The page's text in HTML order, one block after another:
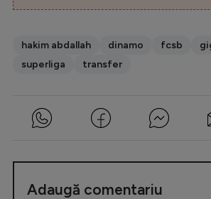
hakim abdallah dinamo fcsb
superliga
transfer
Adaugă comentariu